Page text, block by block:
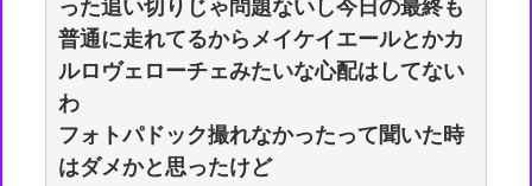
った追い切りじゃ問題ないし今日の最終も
普通に走れてるからメイケイエールとかカ
ルロヴェローチェみたいな心配はしてない
わ
フォトパドック撮れなかったって聞いた時
はダメかと思ったけど